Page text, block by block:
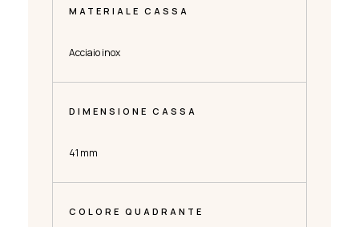
MATERIALE CASSA
Acciaio inox
DIMENSIONE CASSA
41 mm
COLORE QUADRANTE